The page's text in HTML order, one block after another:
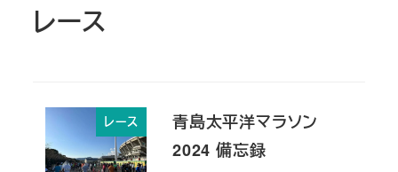
レース
レース
青島太平洋マラソン
2024 備忘録